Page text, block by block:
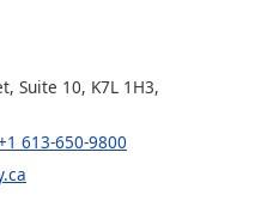
Suite 10, K7L 1H3,
613-650-9800